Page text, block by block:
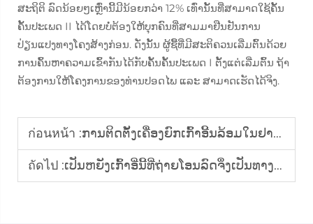
ສະຖິຕິ ລົດນ້ອຍໆເຫຼົ່ານີ້ມີນ້ອຍກວ່າ 12% ເທົ່ານັ້ນທີ່ສາມາດໃຊ້ຄັ້ນ
ຄັ້ນປະເພດ II ໄດ້ໂດຍບໍ່ຕ້ອງໃຫ້ບຸກຄົນທີ່ສາມມາຢືນຢັນການ
ປ່ຽນແປງທາງໂຄງສ້າງກ່ອນ. ດັ່ງນັ້ນ ຜູ້ຊື້ທີ່ມີສະຕິຄວນເລີ່ມຕົ້ນດ້ວຍ
ການຄົ້ນຫາຄວາມເຂົ້າກັນໄດ້ກັບຄັ້ນຄັ້ນປະເພດ I ຕັ້ງແຕ່ເລີ່ມຕົ້ນ ຖ້າ
ຕ້ອງການໃຫ້ໂຄງການຂອງທ່ານປອດໄພ ແລະ ສາມາດເຮັດໄດ້ຈິງ.
ก่อนหน้า :ການຕິດຕັ້ງເຄື່ອງຍົກເກົ້າອີ້ນລ້ອມໃນຢານພາຫະນະສາທາລະນະມີຂໍ້ດີຫຍັງບ້າງ?
ถัดไป :ເປັນຫຍັງເກົ້າອີ່ນີ້ທີ່ຖ່າຍໂອນລົດຈຶ່ງເປັນທາງເລືອກທີ່ດີທີ່ສຸດສຳລັບຜູ້ຂັບຂີ່ທີ່ມີຄວາມພິການ